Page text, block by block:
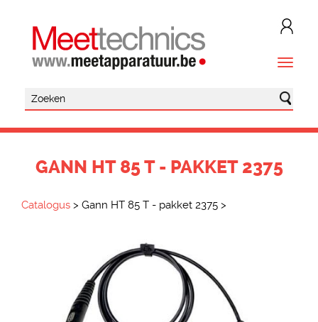
GANN HT 85 T - PAKKET 2375
Catalogus > Gann HT 85 T - pakket 2375 >